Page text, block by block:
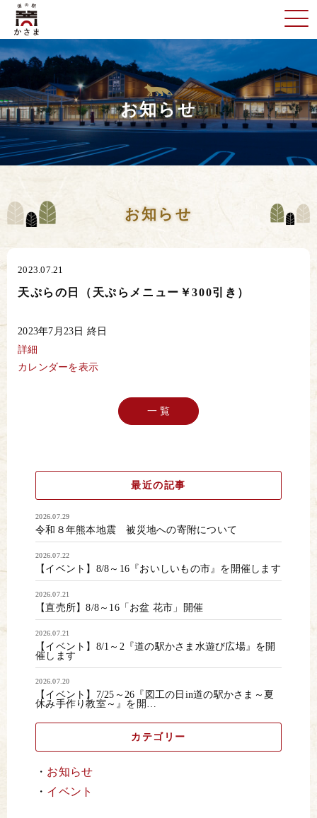
お知らせ
お知らせ
2023.07.21
天ぷらの日（天ぷらメニュー￥300引き）
天
ぷ
ら
日
2023年7月23日 終日
詳細
カレンダーを表示
一 覧
最近の記事
2026.07.29
令和８年熊本地震 被災地への寄附について
2026.07.22
【イベント】8/8～16『おいしいもの市』を開催します
2026.07.21
【直売所】8/8～16「お盆 花市」開催
2026.07.21
【イベント】8/1～2『道の駅かさま水遊び広場』を開
催します
2026.07.20
【イベント】7/25～26『図工の日in道の駅かさま～夏
休み手作り教室～』を開…
カテゴリー
お知らせ
イベント